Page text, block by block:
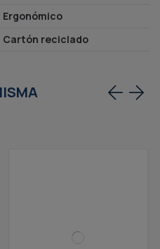
Ergonómico
Cartón reciclado